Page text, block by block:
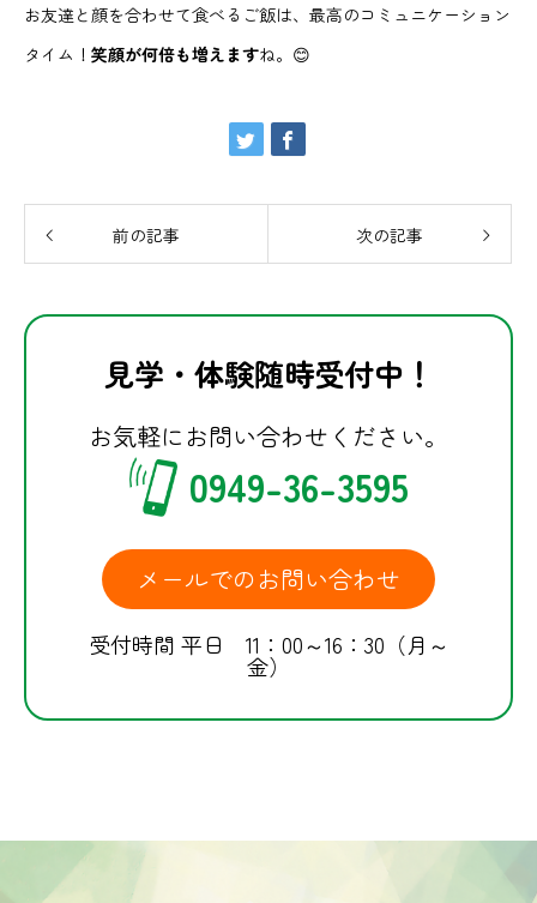
お友達と顔を合わせて食べるご飯は、最高のコミュニケーション
タイム！ 笑顔が何倍も増えますね。😊
前の記事 次の記事
見学・体験随時受付中！
お気軽にお問い合わせください。
0949-36-3595
メールでのお問い合わせ
受付時間 平日 11：00～16：30（月～
金）